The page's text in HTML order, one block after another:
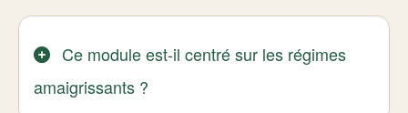
Ce module est-il centré sur les régimes
amaigrissants ?